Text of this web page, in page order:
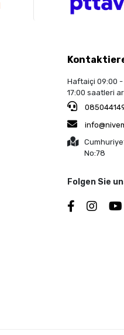
Haftaiçi 09:00 -
17:00 saatleri
No:78
Folgen Sie